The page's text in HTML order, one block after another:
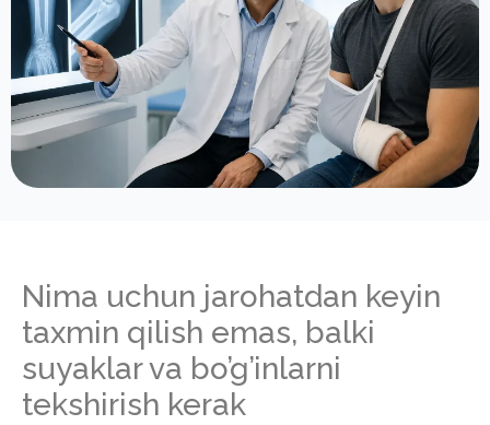
Nima uchun jarohatdan keyin
taxmin qilish emas, balki
suyaklar va bo’g’inlarni
tekshirish kerak